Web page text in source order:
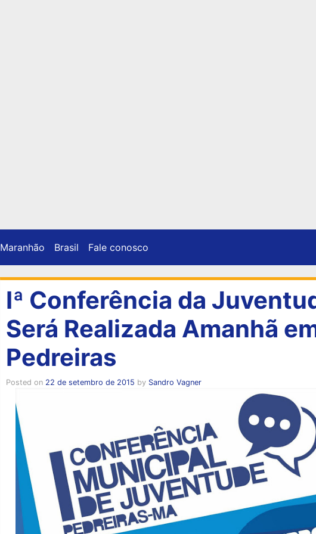
Maranhão Brasil Fale conosco
Iª Conferência da
Será Realizada Amanhã
Pedreiras
Posted on 22 de setembro de 2015 by Sandro Vagner